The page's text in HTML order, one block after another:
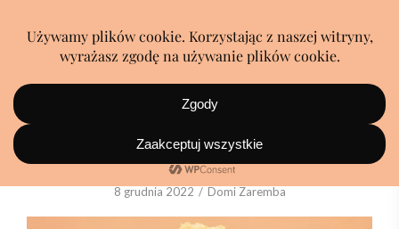
Jak ugotować kaszę jaglaną?
8 grudnia 2022 Domi Zaremba